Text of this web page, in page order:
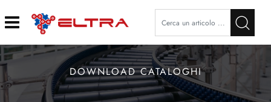
Open
DOWNLOAD CATALOGHI